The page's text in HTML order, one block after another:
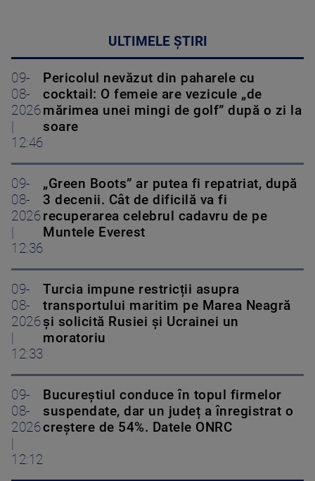
ULTIMELE ȘTIRI
09-
08-
2026
12:46
Pericolul nevăzut din paharele cu
cocktail: O femeie are vezicule „de
mărimea unei mingi de golf” după o zi la
soare
09-
08-
2026
12:36
„Green Boots” ar putea fi repatriat, după
3 decenii. Cât de dificilă va fi
recuperarea celebrul cadavru de pe
Muntele Everest
09-
08-
2026
12:33
Turcia impune restricții asupra
transportului maritim pe Marea Neagră
și solicită Rusiei și Ucrainei un
moratoriu
09-
08-
2026
12:12
Bucureștiul conduce în topul firmelor
suspendate, dar un județ a înregistrat o
creștere de 54%. Datele ONRC